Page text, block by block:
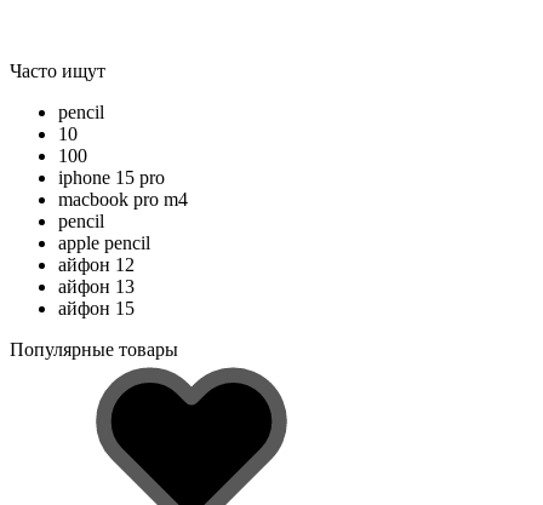
Часто ищут
pencil
10
100
iphone 15 pro
macbook pro m4
pencil
apple pencil
айфон 12
айфон 13
айфон 15
Популярные товары